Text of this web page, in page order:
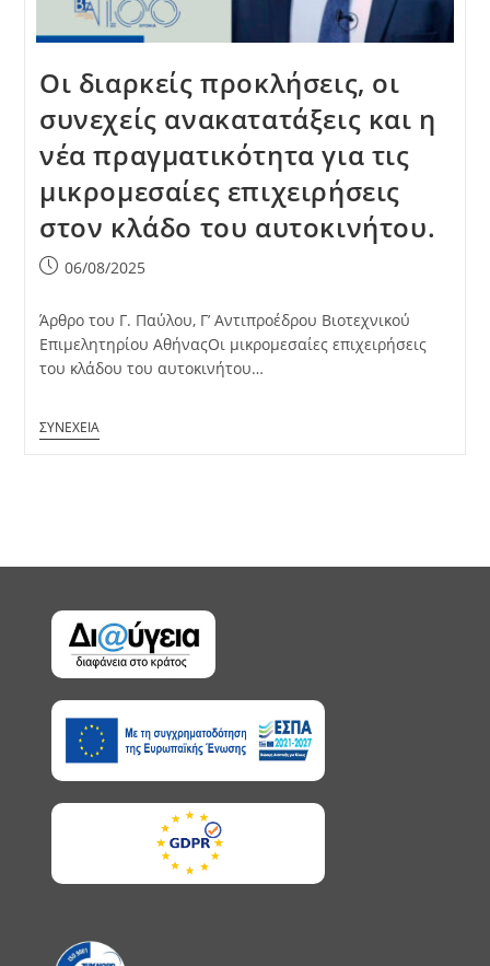
Οι διαρκείς προκλήσεις, οι
συνεχείς ανακατατάξεις και η
νέα πραγματικότητα για τις
μικρομεσαίες επιχειρήσεις
στον κλάδο του αυτοκινήτου.
Post06/08/2025
Άρθρο του Γ. Παύλου, Γ’ Αντιπροέδρου Βιοτεχνικού
Επιμελητηρίου ΑθήναςΟι μικρομεσαίες επιχειρήσεις
του κλάδου του αυτοκινήτου…